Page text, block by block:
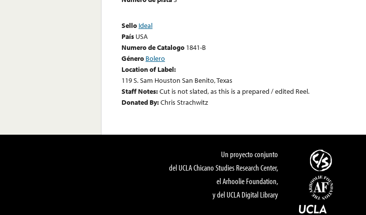
Sello Ideal
País USA
Numero de Catalogo 1841-B
Género Bolero
Location of Label:
119 S. Sam Houston San Benito, Texas
Staff Notes:Cut is not slated, as this is a prepared / edited Reel.
Donated By:Chris Strachwitz
Un proyecto conjunto
del UCLA Chicano Studies Research Center,
el Arhoolie Foundation,
y del UCLA Digital Library